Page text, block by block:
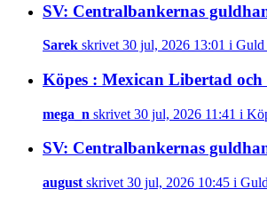
SV: Centralbankernas
Sarek skrivet 30 jul, 2026 13:01 i
Köpes : Mexican Libertad och
mega_n skrivet 30 jul, 2026 11:41 i
SV: Centralbankernas
august skrivet 30 jul, 2026 10:45 i